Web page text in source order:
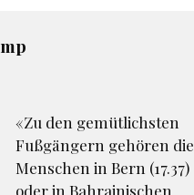
mp
«Zu den gemütlichsten
Fußgängern gehören die
Menschen in Bern (17.37)
oder in Bahrainischen